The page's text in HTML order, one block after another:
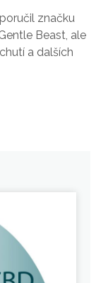
značku
Beast, ale
a dalších